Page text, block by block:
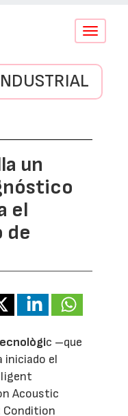
Conmutar
un
el
de
c –que
iniciado el
Acoustic
Condition